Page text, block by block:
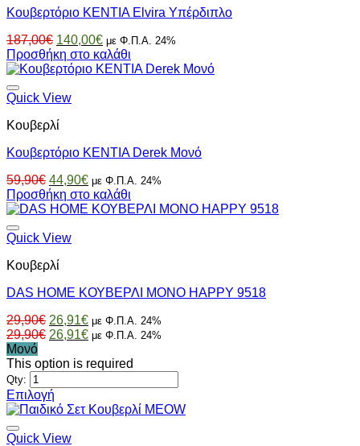
Οι
μπορούν
να
επιλεγούν
στη
σελίδα
προϊόντος
Κουβερτόριο KENTIA Elvira Υπέρδιπλο
187,00€ Original
price
was:
140,00€Η
τρέχουσα
τιμή
με Φ.Π.Α. 24%
Προσθήκη στο καλάθι
Quick View
Κουβερλί
Κουβερτόριο KENTIA Derek Μονό
59,90€ Original
price
was:
44,90€Η
τρέχουσα
τιμή
με Φ.Π.Α. 24%
Προσθήκη στο καλάθι
Quick View
Κουβερλί
DAS HOME ΚΟΥΒΕΡΛΙ ΜΟΝΟ HAPPY 9518
29,90€ Original
price
29,90€.
26,91€Η
τρέχουσα
είναι:
με Φ.Π.Α. 24%
29,90€ Original
was:
26,91€Η
τιμή
26,91€.
με Φ.Π.Α. 24%
Μονό
This option is required
Qty:
Επιλογή
Αυτό
το
προϊόν
Quick View